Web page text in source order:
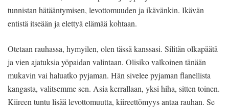
tunnistan hätääntymisen, levottomuuden ja ikävänkin. Ikävän
entistä itseään ja elettyä elämää kohtaan.
Otetaan rauhassa, hymyilen, olen tässä kanssasi. Silitän olkapäätä
ja vien ajatuksia yöpaidan valintaan. Olisiko valkoinen tänään
mukavin vai haluatko pyjaman. Hän sivelee pyjaman flanellista
kangasta, valitsemme sen. Asia kerrallaan, yksi hiha, sitten toinen.
Kiireen tuntu lisää levottomuutta, kiireettömyys antaa rauhan. Se